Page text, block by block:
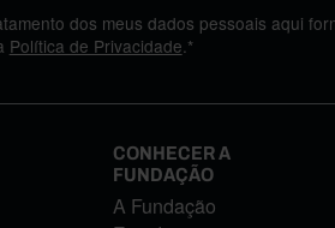
dos meus dados pessoais aqui
Política de Privacidade.*
CONHECER A
FUNDAÇÃO
A Fundação